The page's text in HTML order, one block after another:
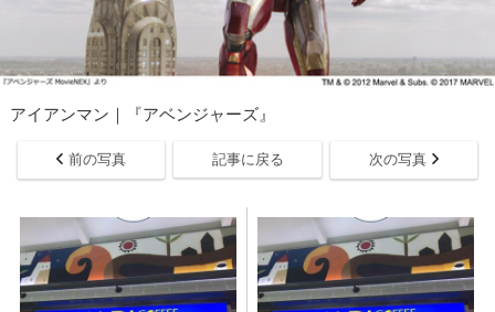
アイアンマン｜『アベンジャーズ』
前の写真 記事に戻る 次の写真